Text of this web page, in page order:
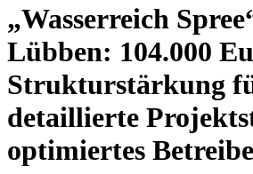
„Wasserreich
Lübben: 104.000
Strukturstärkung
detaillierte
optimiertes